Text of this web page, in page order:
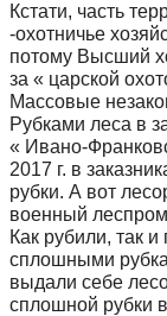
Кстати, часть
-охотничье
потому Высший
за « царской
Массовые
Рубками леса в
« Ивано-
2017 г. в
рубки. А вот
военный
Как рубили, так
сплошными
выдали себе
сплошной рубки